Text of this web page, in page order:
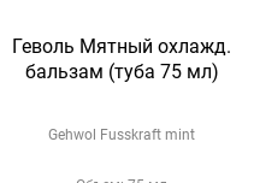
Геволь Мятный охлажд.
бальзам (туба 75 мл)
Gehwol Fusskraft mint